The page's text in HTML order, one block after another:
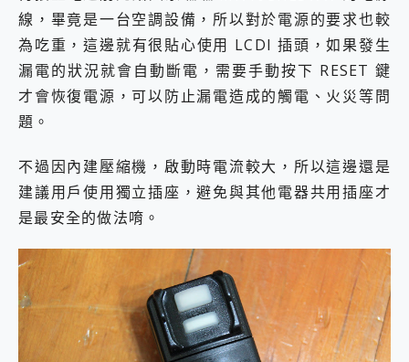
線，畢竟是一台空調設備，所以對於電源的要求也較
為吃重，這邊就有很貼心使用 LCDI 插頭，如果發生
漏電的狀況就會自動斷電，需要手動按下 RESET 鍵
才會恢復電源，可以防止漏電造成的觸電、火災等問
題。
不過因內建壓縮機，啟動時電流較大，所以這邊還是
建議用戶使用獨立插座，避免與其他電器共用插座才
是最安全的做法唷。